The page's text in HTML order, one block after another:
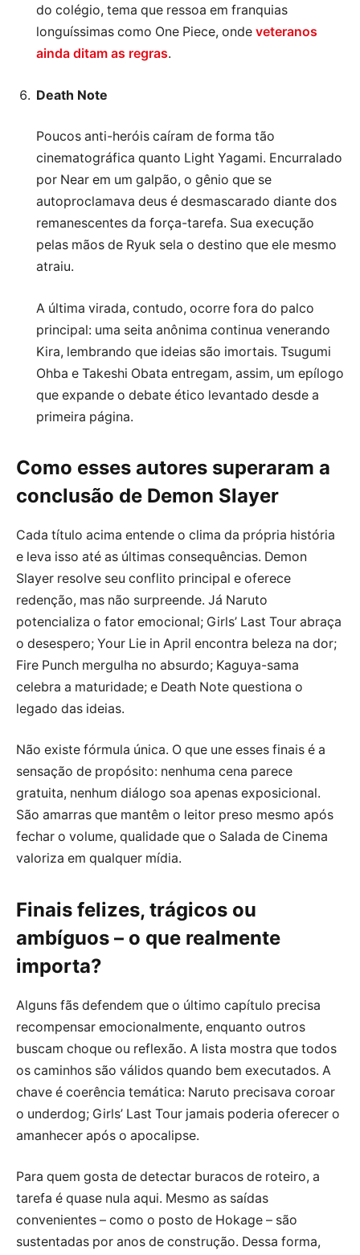
do colégio, tema que ressoa em franquias
longuíssimas como One Piece, onde veteranos
ainda ditam as regras.
Death Note
Poucos anti-heróis caíram de forma tão
cinematográfica quanto Light Yagami. Encurralado
por Near em um galpão, o gênio que se
autoproclamava deus é desmascarado diante dos
remanescentes da força-tarefa. Sua execução
pelas mãos de Ryuk sela o destino que ele mesmo
atraiu.
A última virada, contudo, ocorre fora do palco
principal: uma seita anônima continua venerando
Kira, lembrando que ideias são imortais. Tsugumi
Ohba e Takeshi Obata entregam, assim, um epílogo
que expande o debate ético levantado desde a
primeira página.
Como esses autores superaram a
conclusão de Demon Slayer
Cada título acima entende o clima da própria história
e leva isso até as últimas consequências. Demon
Slayer resolve seu conflito principal e oferece
redenção, mas não surpreende. Já Naruto
potencializa o fator emocional; Girls’ Last Tour abraça
o desespero; Your Lie in April encontra beleza na dor;
Fire Punch mergulha no absurdo; Kaguya-sama
celebra a maturidade; e Death Note questiona o
legado das ideias.
Não existe fórmula única. O que une esses finais é a
sensação de propósito: nenhuma cena parece
gratuita, nenhum diálogo soa apenas exposicional.
São amarras que mantêm o leitor preso mesmo após
fechar o volume, qualidade que o Salada de Cinema
valoriza em qualquer mídia.
Finais felizes, trágicos ou
ambíguos – o que realmente
importa?
Alguns fãs defendem que o último capítulo precisa
recompensar emocionalmente, enquanto outros
buscam choque ou reflexão. A lista mostra que todos
os caminhos são válidos quando bem executados. A
chave é coerência temática: Naruto precisava coroar
o underdog; Girls’ Last Tour jamais poderia oferecer o
amanhecer após o apocalipse.
Para quem gosta de detectar buracos de roteiro, a
tarefa é quase nula aqui. Mesmo as saídas
convenientes – como o posto de Hokage – são
sustentadas por anos de construção. Dessa forma,